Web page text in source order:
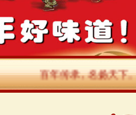
百年传承，名扬天下。